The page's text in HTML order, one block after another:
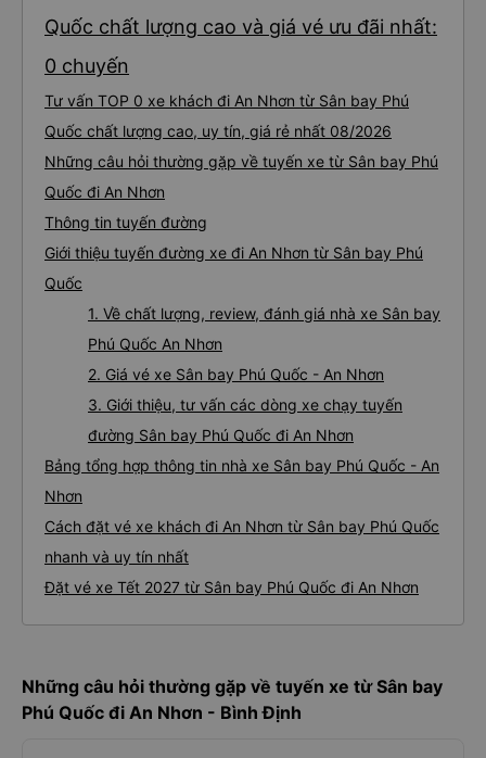
Quốc chất lượng cao và giá vé ưu đãi nhất:
0 chuyến
Tư vấn TOP 0 xe khách đi An Nhơn từ Sân bay Phú
Quốc chất lượng cao, uy tín, giá rẻ nhất 08/2026
Những câu hỏi thường gặp về tuyến xe từ Sân bay Phú
Quốc đi An Nhơn
Thông tin tuyến đường
Giới thiệu tuyến đường xe đi An Nhơn từ Sân bay Phú
Quốc
1. Về chất lượng, review, đánh giá nhà xe Sân bay
Phú Quốc An Nhơn
2. Giá vé xe Sân bay Phú Quốc - An Nhơn
3. Giới thiệu, tư vấn các dòng xe chạy tuyến
đường Sân bay Phú Quốc đi An Nhơn
Bảng tổng hợp thông tin nhà xe Sân bay Phú Quốc - An
Nhơn
Cách đặt vé xe khách đi An Nhơn từ Sân bay Phú Quốc
nhanh và uy tín nhất
Đặt vé xe Tết 2027 từ Sân bay Phú Quốc đi An Nhơn
Những câu hỏi thường gặp về tuyến xe từ Sân bay
Phú Quốc đi An Nhơn - Bình Định